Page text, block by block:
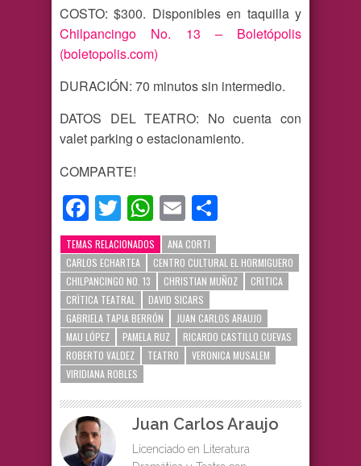
COSTO: $300. Disponibles en taquilla y
Chilpancingo No. 13 – Boletópolis
(boletopolis.com)
DURACIÓN: 70 minutos sin intermedio.
DATOS DEL TEATRO: No cuenta con
valet parking o estacionamiento.
COMPARTE!
Facebook
TwitterWhatsApp
Email
TEMAS RELACIONADOS
ANA CORTI
CARLOS ECHARTEA
CENTRO CULTURAL EL HORMIGUERO
CHILPANCINGO NO. 13
CHRISTIAN MUÑOZ
CRITICA
CRÌTICA TEATRAL
DAVID SICARS
GABRIELA TAPIA BERRÓN
JUAN CARLOS ARAUJO
MAU LÓPEZ
PAMELA RUZ
RICARDO CASTILLO CUEVAS
ROBERTO VALDEZ
TEATRO
VERONICA MUSALEM
VIRIDIANA ROBLES
Juan Carlos Araujo
Licenciado en Literatura